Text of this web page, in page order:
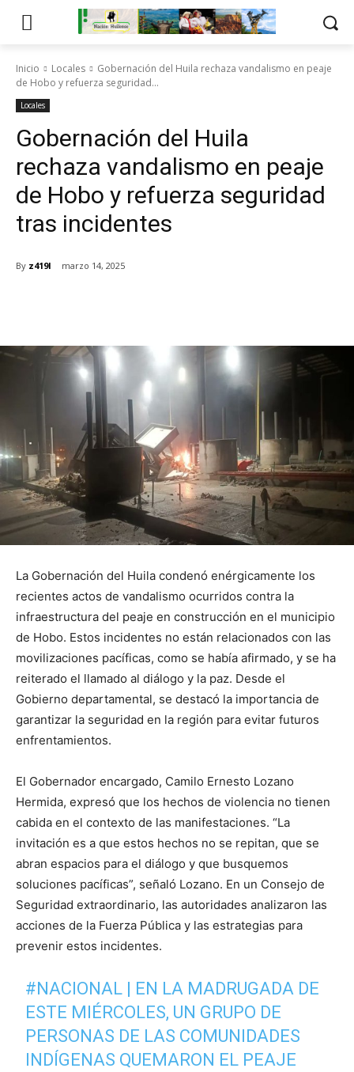
Inicio Locales
Gobernación del Huila rechaza vandalismo en peaje
de Hobo y refuerza seguridad...
Locales
Gobernación del Huila
rechaza vandalismo en peaje
de Hobo y refuerza seguridad
tras incidentes
By z419l marzo 14, 2025
La Gobernación del Huila condenó enérgicamente los
recientes actos de vandalismo ocurridos contra la
infraestructura del peaje en construcción en el municipio
de Hobo. Estos incidentes no están relacionados con las
movilizaciones pacíficas, como se había afirmado, y se ha
reiterado el llamado al diálogo y la paz. Desde el
Gobierno departamental, se destacó la importancia de
garantizar la seguridad en la región para evitar futuros
enfrentamientos.
El Gobernador encargado, Camilo Ernesto Lozano
Hermida, expresó que los hechos de violencia no tienen
cabida en el contexto de las manifestaciones. “La
invitación es a que estos hechos no se repitan, que se
abran espacios para el diálogo y que busquemos
soluciones pacíficas”, señaló Lozano. En un Consejo de
Seguridad extraordinario, las autoridades analizaron las
acciones de la Fuerza Pública y las estrategias para
prevenir estos incidentes.
#NACIONAL | EN LA MADRUGADA DE
ESTE MIÉRCOLES, UN GRUPO DE
PERSONAS DE LAS COMUNIDADES
INDÍGENAS QUEMARON EL PEAJE